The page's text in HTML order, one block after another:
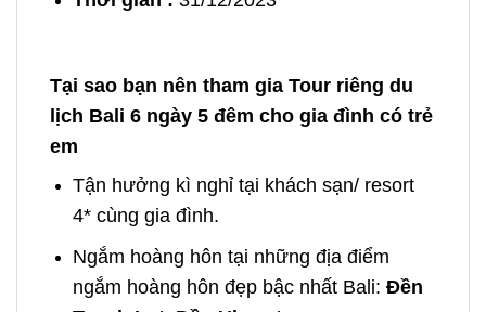
Tại sao bạn nên tham gia Tour riêng du
lịch Bali 6 ngày 5 đêm cho gia đình có trẻ
em
Tận hưởng kì nghỉ tại khách sạn/ resort
4* cùng gia đình.
Ngắm hoàng hôn tại những địa điểm
ngắm hoàng hôn đẹp bậc nhất Bali: Đền